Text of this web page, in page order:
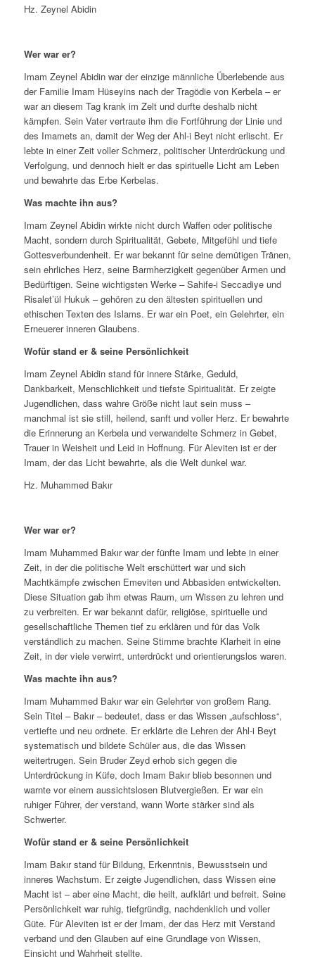
Hz. Zeynel Abidin
Wer war er?
Imam Zeynel Abidin war der einzige männliche Überlebende aus
der Familie Imam Hüseyins nach der Tragödie von Kerbela – er
war an diesem Tag krank im Zelt und durfte deshalb nicht
kämpfen. Sein Vater vertraute ihm die Fortführung der Linie und
des Imamets an, damit der Weg der Ahl-i Beyt nicht erlischt. Er
lebte in einer Zeit voller Schmerz, politischer Unterdrückung und
Verfolgung, und dennoch hielt er das spirituelle Licht am Leben
und bewahrte das Erbe Kerbelas.
Was machte ihn aus?
Imam Zeynel Abidin wirkte nicht durch Waffen oder politische
Macht, sondern durch Spiritualität, Gebete, Mitgefühl und tiefe
Gottesverbundenheit. Er war bekannt für seine demütigen Tränen,
sein ehrliches Herz, seine Barmherzigkeit gegenüber Armen und
Bedürftigen. Seine wichtigsten Werke –Sahife-i Seccadiyeund
Risalet’ül Hukuk – gehören zu den ältesten spirituellen und
ethischen Texten des Islams. Er war ein Poet, ein Gelehrter, ein
Erneuerer inneren Glaubens.
Wofür stand er & seine Persönlichkeit
Imam Zeynel Abidin stand für innere Stärke, Geduld,
Dankbarkeit, Menschlichkeit und tiefste Spiritualität. Er zeigte
Jugendlichen, dass wahre Größe nicht laut sein muss –
manchmal ist sie still, heilend, sanft und voller Herz. Er bewahrte
die Erinnerung an Kerbela und verwandelte Schmerz in Gebet,
Trauer in Weisheit und Leid in Hoffnung. Für Aleviten ist er der
Imam, der das Licht bewahrte, als die Welt dunkel war.
Hz. Muhammed Bakır
Wer war er?
Imam Muhammed Bakır war der fünfte Imam und lebte in einer
Zeit, in der die politische Welt erschüttert war und sich
Machtkämpfe zwischen Emeviten und Abbasiden entwickelten.
Diese Situation gab ihm etwas Raum, um Wissen zu lehren und
zu verbreiten. Er war bekannt dafür, religiöse, spirituelle und
gesellschaftliche Themen tief zu erklären und für das Volk
verständlich zu machen. Seine Stimme brachte Klarheit in eine
Zeit, in der viele verwirrt, unterdrückt und orientierungslos waren.
Was machte ihn aus?
Imam Muhammed Bakır war ein Gelehrter von großem Rang.
Sein Titel – Bakır – bedeutet, dass er das Wissen „aufschloss“,
vertiefte und neu ordnete. Er erklärte die Lehren der Ahl-i Beyt
systematisch und bildete Schüler aus, die das Wissen
weitertrugen. Sein Bruder Zeyd erhob sich gegen die
Unterdrückung in Küfe, doch Imam Bakır blieb besonnen und
warnte vor einem aussichtslosen Blutvergießen. Er war ein
ruhiger Führer, der verstand, wann Worte stärker sind als
Schwerter.
Wofür stand er & seine Persönlichkeit
Imam Bakır stand für Bildung, Erkenntnis, Bewusstsein und
inneres Wachstum. Er zeigte Jugendlichen, dass Wissen eine
Macht ist – aber eine Macht, die heilt, aufklärt und befreit. Seine
Persönlichkeit war ruhig, tiefgründig, nachdenklich und voller
Güte. Für Aleviten ist er der Imam, der das Herz mit Verstand
verband und den Glauben auf eine Grundlage von Wissen,
Einsicht und Wahrheit stellte.